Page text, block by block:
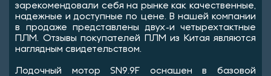
зарекомендовали себя на рынке как качественные,
надежные и доступные по цене. В нашей компании
в продаже представлены двух-и четырехтактные
ПЛМ. Отзывы покупателей ПЛМ из Китая являются
наглядным свидетельством.
Лодочный мотор SN9.9F оснашен в базовой